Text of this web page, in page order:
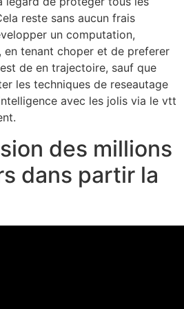
reste sans aucun frais
un computation,
en tenant choper et de preferer
de en trajectoire, sauf que
les techniques de reseautage
avec les jolis via le vtt
des millions
dans partir la